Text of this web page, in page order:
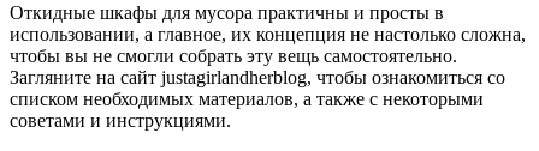
Откидные шкафы для мусора практичны и просты в
использовании, а главное, их концепция не настолько сложна,
чтобы вы не смогли собрать эту вещь самостоятельно.
Загляните на сайт justagirlandherblog, чтобы ознакомиться со
списком необходимых материалов, а также с некоторыми
советами и инструкциями.